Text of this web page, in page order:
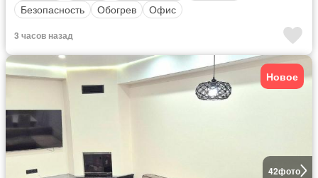
Безопасность
Обогрев Офис
3 часов назад
42фото
Новое